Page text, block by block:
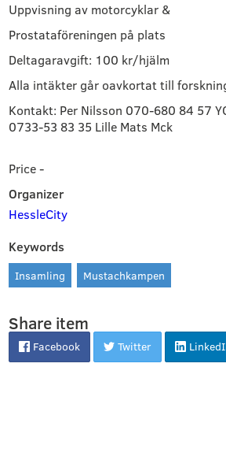
Uppvisning av motorcyklar &
Prostataföreningen på plats
Deltagaravgift: 100 kr/hjälm
Alla intäkter går oavkortat till
Kontakt: Per Nilsson 070-680 84 57
0733-53 83 35 Lille Mats Mck
Price -
Organizer
HessleCity
Keywords
Insamling Mustachkampen
Share item
Facebook Twitter